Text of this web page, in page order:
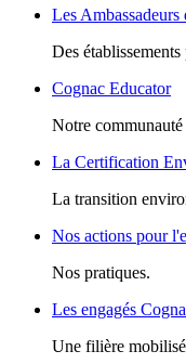
Les Ambassadeurs
Des
Cognac Educator
Notre
La Certification
La transition
Nos actions pour
Nos pratiques.
Les engagés
Une filière